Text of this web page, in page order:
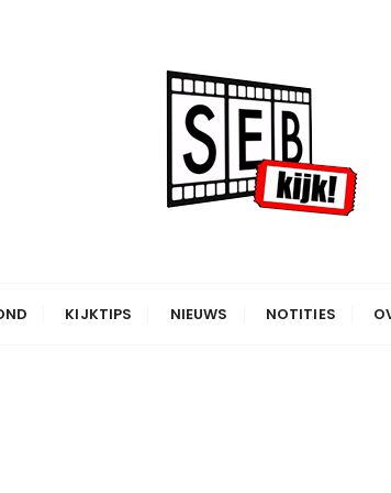
KIJKTIPS NIEUWS NOTITIES